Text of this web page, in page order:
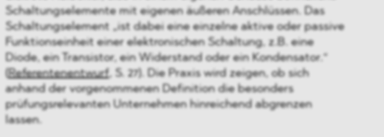
Schaltungselemente mit eigenen äußeren Anschlüssen. Das
Schaltungselement „ist dabei eine einzelne aktive oder passive
Funktionseinheit einer elektronischen Schaltung, z.B. eine
Diode, ein Transistor, ein Widerstand oder ein Kondensator.“
Referentenentwurf, S. 27). Die Praxis wird zeigen, ob sich
anhand der vorgenommenen Definition die besonders
prüfungsrelevanten Unternehmen hinreichend abgrenzen
lassen.